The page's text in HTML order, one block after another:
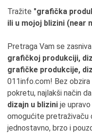
Tražite "grafička
ili u mojoj blizini (near
Pretraga Vam se
grafičkoj produkciji,
grafičke produkcije,
011info.com! Bez
pokretu, najlakši način
dizajn u blizini je
omogućite pretraživaču
jednostavno, brzo i